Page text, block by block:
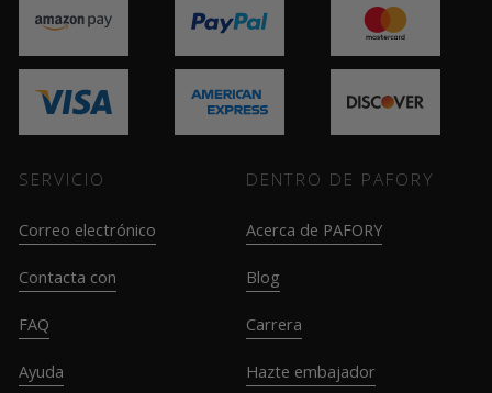
SERVICIO
Correo electrónico
Contacta con
FAQ
Ayuda
DENTRO DE PAFORY
Acerca de PAFORY
Blog
Carrera
Hazte embajador